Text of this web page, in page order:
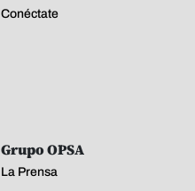
Conéctate
Grupo OPSA
La Prensa